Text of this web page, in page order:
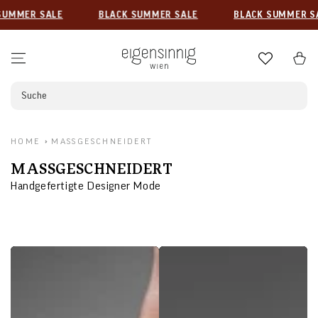
SPRINGEN
SALE BLACK SUMMER SALE BLACK SUMMER
Suche
HOME MASSGESCHNEIDERT
KOLLEKTION:
MASSGESCHNEIDERT
Handgefertigte Designer Mode